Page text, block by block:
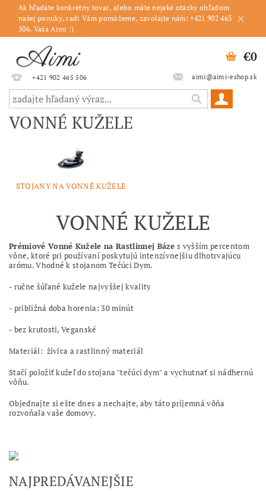
Ak hľadáte konkrétny tovar, alebo máte nejaké otázky ohľadom
našej ponuky, radi Vám pomôžeme, zavolajte nám: +421 902 465
506. Vaša Aimi :)
+421 902 465 506 aimi@aimi-eshop.sk
€0
VONNÉ KUŽELE
STOJANY NA VONNÉ KUŽELE
VONNÉ KUŽELE
Prémiové Vonné Kužele na Rastlinnej Báze s vyšším percentom
vône, ktoré pri používaní poskytujú intenzívnejšiu dlhotrvajúcu
arómu. Vhodné k stojanom Tečúci Dym.
- ručne šúľané kužele najvyššej kvality
- približná doba horenia: 30 minút
- bez krutosti, Veganské
Materiál: živica a rastlinný materiál
Stačí položiť kužeľ do stojana "tečúci dym" a vychutnať si nádhernú
vôňu.
Objednajte si ešte dnes a nechajte, aby táto príjemná vôňa
rozvoňala vaše domovy.
NAJPREDÁVANEJŠIE